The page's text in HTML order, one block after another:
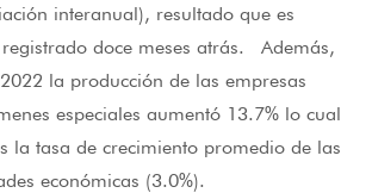
interanual), resultado que es
doce meses atrás. Además,
la producción de las empresas
especiales aumentó 13.7% lo cual
la tasa de crecimiento promedio de las
económicas (3.0%).